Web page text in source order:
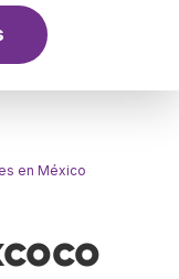
en México